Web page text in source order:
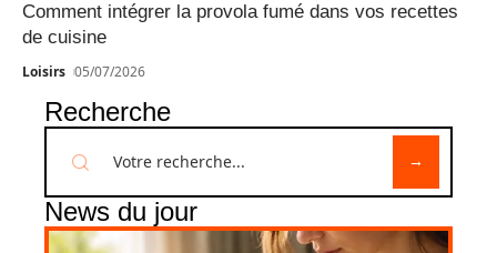
Comment intégrer la provola fumé dans vos recettes
de cuisine
Loisirs 05/07/2026
Recherche
News du jour